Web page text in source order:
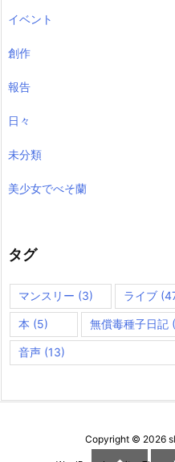
イベント
創作
報告
日々
未分類
美少女でべそ蘭
タグ
マンスリー (3) ライブ
本 (5) 無償毒種子日記
音声 (13)
Copyright © 2026